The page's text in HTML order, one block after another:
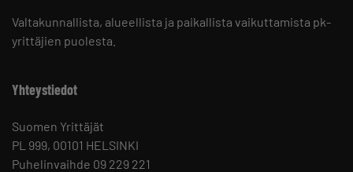
Valtakunnallista, alueellista ja paikallista vaikuttamista pk-
yrittäjien puolesta.
Yhteystiedot
Suomen Yrittäjät
PL 999, 00101 HELSINKI
Puhelinvaihde 09 229 221